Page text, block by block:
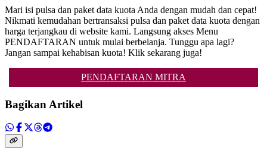
Mari isi pulsa dan paket data kuota Anda dengan mudah dan cepat!
Nikmati kemudahan bertransaksi pulsa dan paket data kuota dengan
harga terjangkau di website kami. Langsung akses Menu
PENDAFTARAN untuk mulai berbelanja. Tunggu apa lagi?
Jangan sampai kehabisan kuota! Klik sekarang juga!
PENDAFTARAN MITRA
Bagikan Artikel